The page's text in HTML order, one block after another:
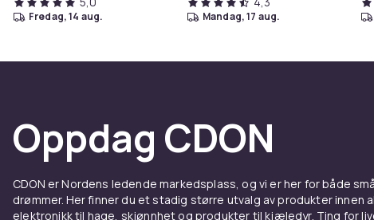
fredag, 14 aug. mandag, 17 aug.
Oppdag CDON
CDON er Nordens ledende markedsplass, og vi er her for både
drømmer. Her finner du et stadig større utvalg av produkter innen
elektronikk til hage, skjønnhet og produkter til kjæledyr. Ting for